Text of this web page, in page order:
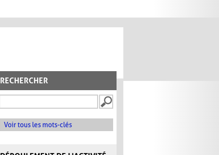
RECHERCHER
Voir tous les mots-clés